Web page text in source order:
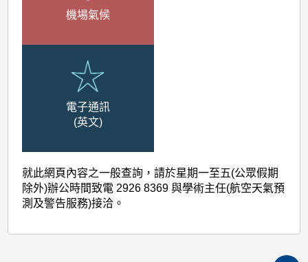
機場氣候
電子通訊
(英文)
就此網頁內容之一般查詢，請於星期一至五(公眾假期
除外)辦公時間致電 2926 8369 與學術主任(航空天氣預
測及警告服務)接洽。